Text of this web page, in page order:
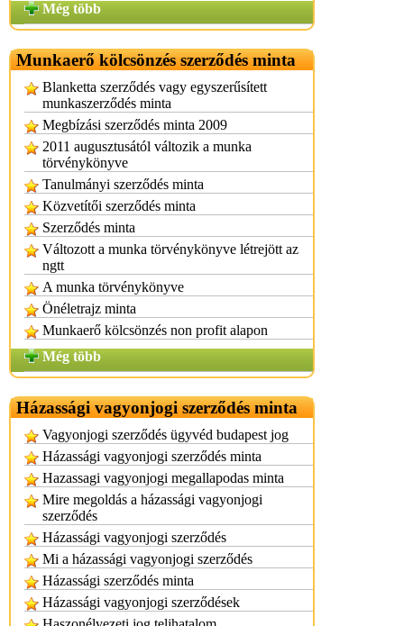
Még több
Munkaerő kölcsönzés szerződés minta
Blanketta szerződés vagy egyszerűsített
munkaszerződés minta
Megbízási szerződés minta 2009
2011 augusztusától változik a munka
törvénykönyve
Tanulmányi szerződés minta
Közvetítői szerződés minta
Szerződés minta
Változott a munka törvénykönyve létrejött az
ngtt
A munka törvénykönyve
Önéletrajz minta
Munkaerő kölcsönzés non profit alapon
Még több
Házassági vagyonjogi szerződés minta
Vagyonjogi szerződés ügyvéd budapest jog
Házassági vagyonjogi szerződés minta
Hazassagi vagyonjogi megallapodas minta
Mire megoldás a házassági vagyonjogi
szerződés
Házassági vagyonjogi szerződés
Mi a házassági vagyonjogi szerződés
Házassági szerződés minta
Házassági vagyonjogi szerződések